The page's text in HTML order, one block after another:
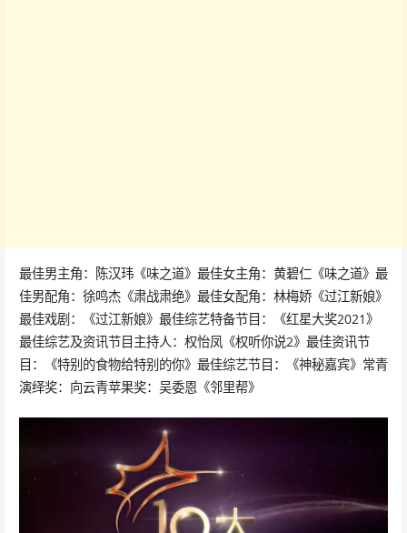
最佳男主角：陈汉玮《味之道》最佳女主角：黄碧仁《味之道》最
佳男配角：徐鸣杰《肃战肃绝》最佳女配角：林梅娇《过江新娘》
最佳戏剧：《过江新娘》最佳综艺特备节目：《红星大奖2021》
最佳综艺及资讯节目主持人：权怡凤《权听你说2》最佳资讯节
目：《特别的食物给特别的你》最佳综艺节目：《神秘嘉宾》常青
演绎奖：向云青苹果奖：吴委恩《邻里帮》